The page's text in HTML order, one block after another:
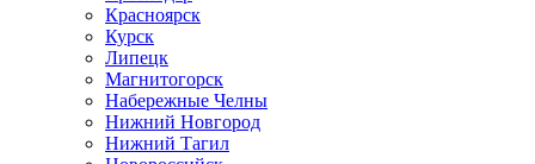
Красноярск
Курск
Липецк
Магнитогорск
Набережные Челны
Нижний Новгород
Нижний Тагил